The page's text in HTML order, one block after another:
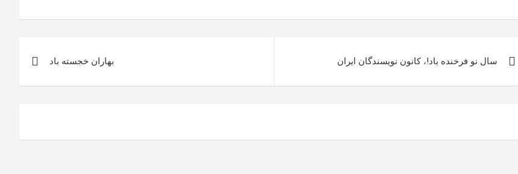
نوشته
سال نو فرخنده باد!، کانون نویسندگان ایران بهاران خجسته باد